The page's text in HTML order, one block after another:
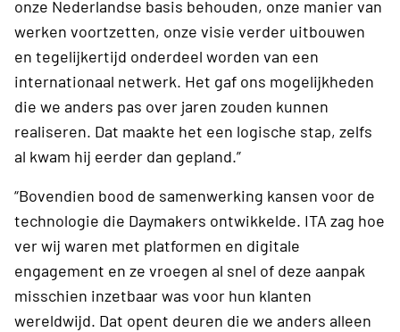
onze Nederlandse basis behouden, onze manier van
werken voortzetten, onze visie verder uitbouwen
en tegelijkertijd onderdeel worden van een
internationaal netwerk. Het gaf ons mogelijkheden
die we anders pas over jaren zouden kunnen
realiseren. Dat maakte het een logische stap, zelfs
al kwam hij eerder dan gepland.”
“Bovendien bood de samenwerking kansen voor de
technologie die Daymakers ontwikkelde. ITA zag hoe
ver wij waren met platformen en digitale
engagement en ze vroegen al snel of deze aanpak
misschien inzetbaar was voor hun klanten
wereldwijd. Dat opent deuren die we anders alleen